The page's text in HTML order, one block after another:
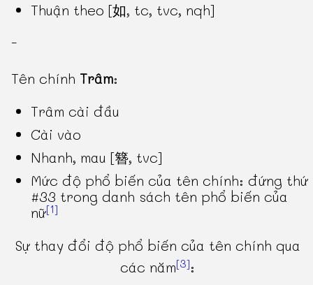
Thuận theo [如, tc, tvc, nqh]
-
Tên chính Trâm:
Trâm cài đầu
Cài vào
Nhanh, mau [簪, tvc]
Mức độ phổ biến của tên chính: đứng thứ
#33 trong danh sách tên phổ biến của
nữ[1]
Sự thay đổi độ phổ biến của tên chính qua
các năm[3]: